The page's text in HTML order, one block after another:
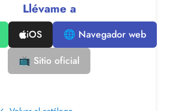
Llévame a
iOS
🌐 Navegador web
📺 Sitio oficial